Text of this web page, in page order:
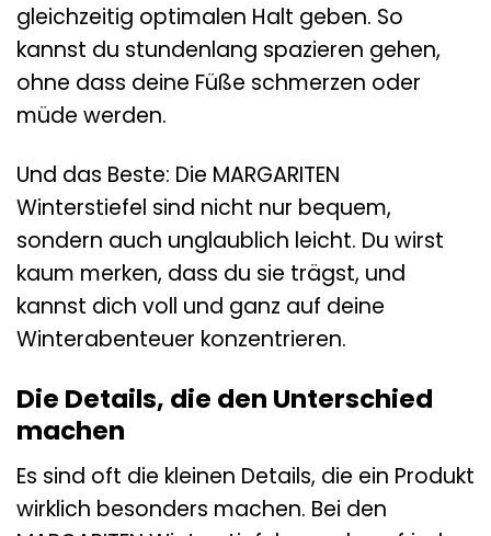
gleichzeitig optimalen Halt geben. So
kannst du stundenlang spazieren gehen,
ohne dass deine Füße schmerzen oder
müde werden.
Und das Beste: Die MARGARITEN
Winterstiefel sind nicht nur bequem,
sondern auch unglaublich leicht. Du wirst
kaum merken, dass du sie trägst, und
kannst dich voll und ganz auf deine
Winterabenteuer konzentrieren.
Die Details, die den Unterschied
machen
Es sind oft die kleinen Details, die ein Produkt
wirklich besonders machen. Bei den